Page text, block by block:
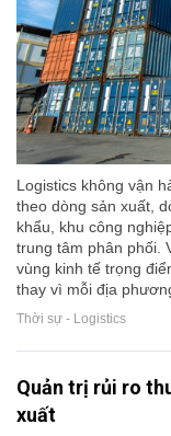
Logistics không vận
theo dòng sản xuất,
khẩu, khu công
trung tâm phân phối.
vùng kinh tế trọng
thay vì mỗi địa
Thời sự - Logistics
Quản trị rủi ro
xuất